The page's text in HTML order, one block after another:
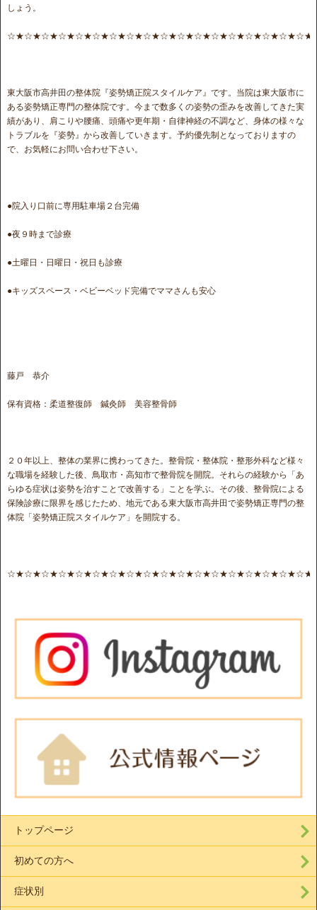
しょう。
東大阪市高井田の整体院『姿勢矯正院スタイルケア』です。当院は東大阪市に
ある姿勢矯正専門の整体院です。今まで数多くの姿勢の歪みを改善してきた実
績があり、肩こりや腰痛、頭痛や更年期・自律神経の不調など、身体の様々な
トラブルを『姿勢』から改善していきます。予約優先制となっておりますの
で、お気軽にお問い合わせ下さい。
●院入り口前に専用駐車場２台完備
●夜９時まで診療
●土曜日・日曜日・祝日も診療
●キッズスペース・ベビーベッド完備でママさんも安心
藤戸 恭介
保有資格：柔道整復師 鍼灸師 美容整骨師
２０年以上、整体の業界に携わってきた。整骨院・整体院・整形外科など様々
な職場を経験した後、鳥取市・高知市で整骨院を開院。それらの経験から「あ
らゆる症状は姿勢を治すことで改善する」ことを学ぶ。その後、整骨院による
保険診療に限界を感じたため、地元である東大阪市高井田で姿勢矯正専門の整
体院「姿勢矯正院スタイルケア」を開院する。
トップページ
初めての方へ
症状別